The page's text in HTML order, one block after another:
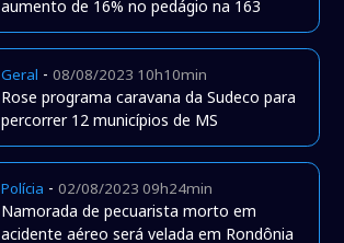
aumento de 16% no pedágio na 163
Geral -08/08/2023 10h10min
Rose programa caravana da Sudeco para
percorrer 12 municípios de MS
Polícia -02/08/2023 09h24min
Namorada de pecuarista morto em
acidente aéreo será velada em Rondônia